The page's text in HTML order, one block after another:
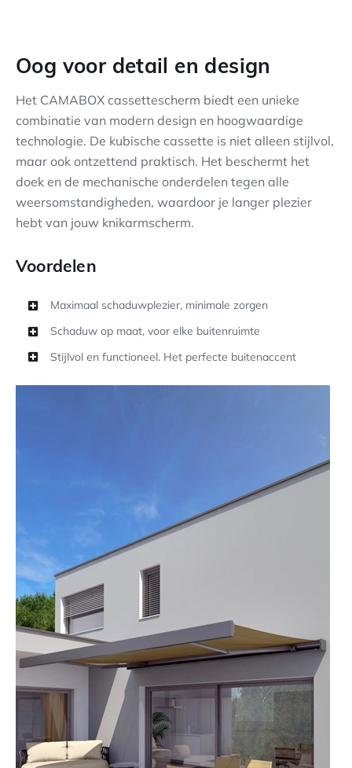
Oog voor detail en design
Het CAMABOX cassettescherm biedt een unieke
combinatie van modern design en hoogwaardige
technologie. De kubische cassette is niet alleen stijlvol,
maar ook ontzettend praktisch. Het beschermt het
doek en de mechanische onderdelen tegen alle
weersomstandigheden, waardoor je langer plezier
hebt van jouw knikarmscherm.
Voordelen
Maximaal schaduwplezier, minimale zorgen
Schaduw op maat, voor elke buitenruimte
Stijlvol en functioneel. Het perfecte buitenaccent